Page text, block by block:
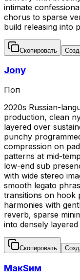
intimate
chorus to sparse
build releasing into
Скопировать
Jony
Поп
2020s Russian-
production, clean
layered over
punchy
compression on
patterns at mid-
low-end sub
with wide stereo
smooth legato
transitions on hook
harmonies with
reverb, sparse
into densely
Скопировать
МакSим